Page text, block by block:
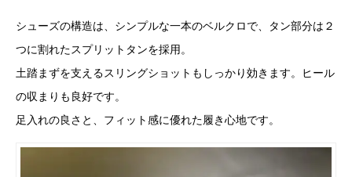
シューズの構造は、シンプルな一本のベルクロで、タン部分は２
つに割れたスプリットタンを採用。
土踏まずを支えるスリングショットもしっかり効きます。ヒール
の収まりも良好です。
足入れの良さと、フィット感に優れた履き心地です。